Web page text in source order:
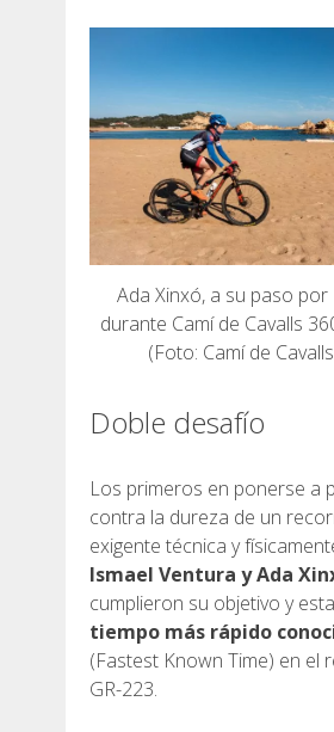
Ada Xinxó, a su paso
durante Camí de Cavalls
(Foto: Camí de
Doble desafío
Los primeros en ponerse a
contra la dureza de un
exigente técnica y
Ismael Ventura y Ada
cumplieron su objetivo y
tiempo más rápido
(Fastest Known Time) en el
GR-223.